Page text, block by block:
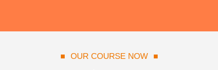
OUR COURSE NOW